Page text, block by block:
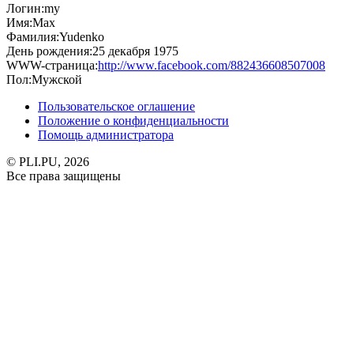
Логин:my
Имя:Max
Фамилия:Yudenko
День рождения:25 декабря 1975
WWW-страница:http://www.facebook.com/882436608507008
Пол:Мужской
Пользовательское оглашение
Положение о конфиденциальности
Помощь администратора
© PLI.PU, 2026
Все права защищены